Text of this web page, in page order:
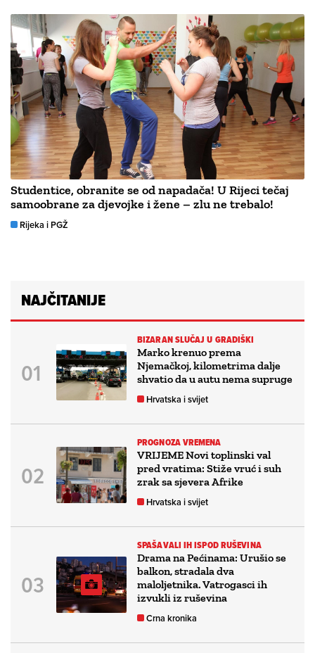
Studentice, obranite se od napadača! U Rijeci tečaj
samoobrane za djevojke i žene – zlu ne trebalo!
Rijeka i PGŽ
NAJČITANIJE
BIZARAN SLUČAJ U GRADIŠKI
Marko krenuo prema
Njemačkoj, kilometrima dalje
shvatio da u autu nema supruge
Hrvatska i svijet
PROGNOZA VREMENA
VRIJEME Novi toplinski val
pred vratima: Stiže vruć i suh
zrak sa sjevera Afrike
Hrvatska i svijet
SPAŠAVALI IH ISPOD RUŠEVINA
Drama na Pećinama: Urušio se
balkon, stradala dva
maloljetnika. Vatrogasci ih
izvukli iz ruševina
Crna kronika